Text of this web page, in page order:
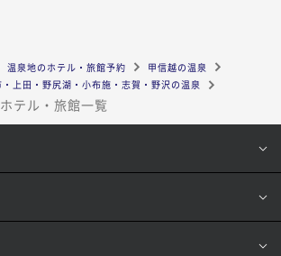
温泉地のホテル・旅館予約
甲信越の温泉
・上田・野尻湖・小布施・志賀・野沢の温泉
テル・旅館一覧